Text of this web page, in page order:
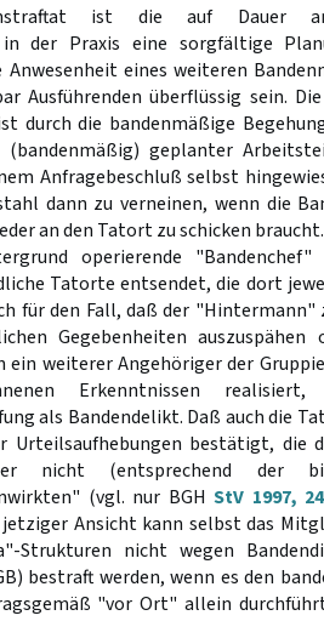
ist die auf Dauer
in der Praxis eine sorgfältige
eines weiteren
Ausführenden überflüssig sein.
durch die bandenmäßige
geplanter
Anfragebeschluß selbst
dann zu verneinen, wenn die
an den Tatort zu schicken
operierende "Bandenchef"
Tatorte entsendet, die dort
für den Fall, daß der "Hintermann"
Gegebenheiten auszuspähen
weiterer Angehöriger der
Erkenntnissen realisiert,
als Bandendelikt. Daß auch die
Urteilsaufhebungen bestätigt, die
nicht (entsprechend der
(vgl. nur BGHStV 1997,
jetziger Ansicht kann selbst das
Strukturen nicht wegen
bestraft werden, wenn es den
"vor Ort" allein